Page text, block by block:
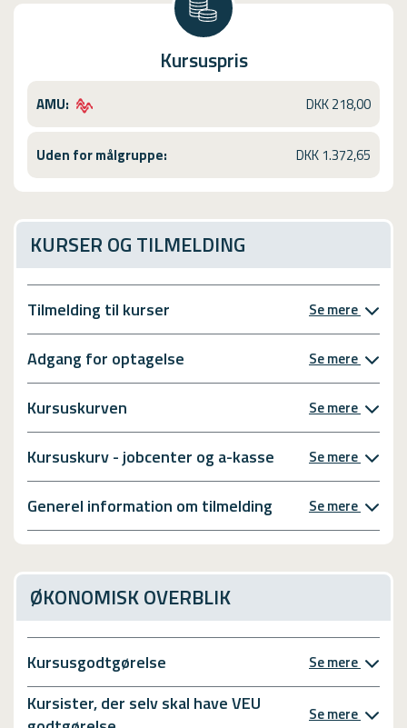
Kursuspris
AMU: DKK 218,00
Uden for målgruppe: DKK 1.372,65
KURSER OG TILMELDING
Tilmelding til kurser Se mere
Adgang for optagelse Se mere
Kursuskurven Se mere
Kursuskurv - jobcenter og a-kasse Se mere
Generel information om tilmelding Se mere
ØKONOMISK OVERBLIK
Kursusgodtgørelse Se mere
Kursister, der selv skal have VEU
Se mere